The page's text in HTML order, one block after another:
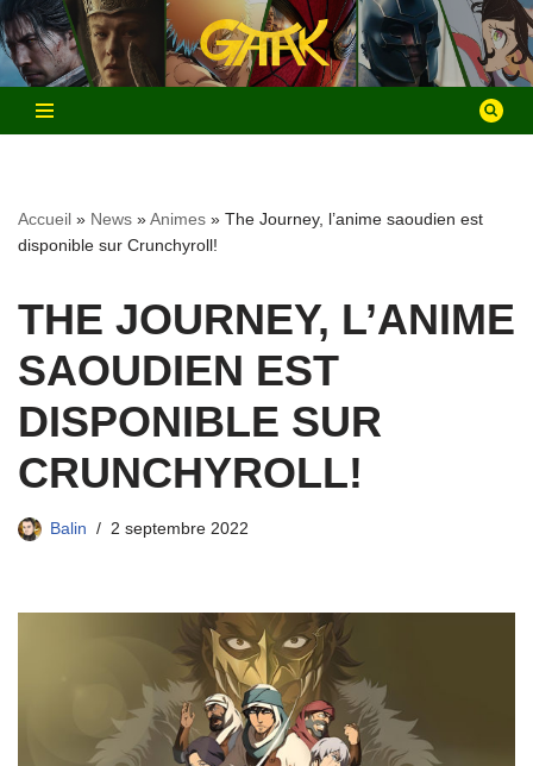
Aller
au
contenu
Accueil » News »Animes » The Journey, l’anime saoudien est
disponible sur Crunchyroll!
THE JOURNEY, L’ANIME
SAOUDIEN EST
DISPONIBLE SUR
CRUNCHYROLL!
Balin 2 septembre 2022